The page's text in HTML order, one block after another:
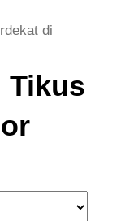
di
Tikus